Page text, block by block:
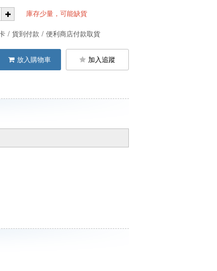
庫存少量，可能缺貨
/ 貨到付款 / 便利商店付款取貨
放入購物車 加入追蹤